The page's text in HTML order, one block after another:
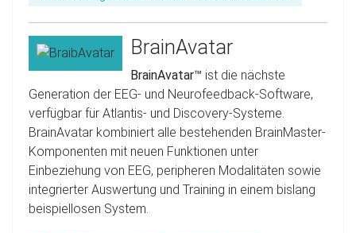
BrainAvatar
BrainAvatar™ ist die nächste
Generation der EEG- und Neurofeedback-Software,
verfügbar für Atlantis- und Discovery-Systeme.
BrainAvatar kombiniert alle bestehenden BrainMaster-
Komponenten mit neuen Funktionen unter
Einbeziehung von EEG, peripheren Modalitäten sowie
integrierter Auswertung und Training in einem bislang
beispiellosen System.